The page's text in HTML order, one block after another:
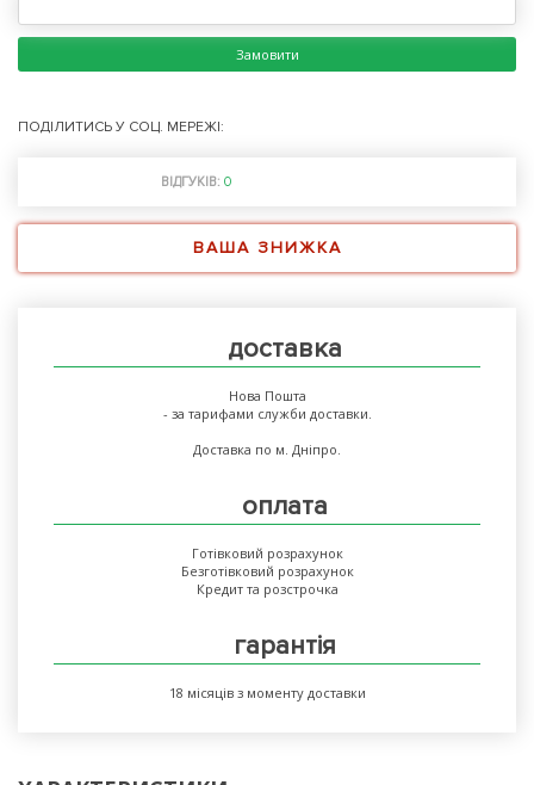
Замовити
ПОДІЛИТИСЬ У СОЦ. МЕРЕЖІ:
ВІДГУКІВ: 0
ВАША ЗНИЖКА
доставка
Нова Пошта
- за тарифами служби доставки.
Доставка по м. Дніпро.
оплата
Готівковий розрахунок
Безготівковий розрахунок
Кредит та розстрочка
гарантія
18 місяців з моменту доставки